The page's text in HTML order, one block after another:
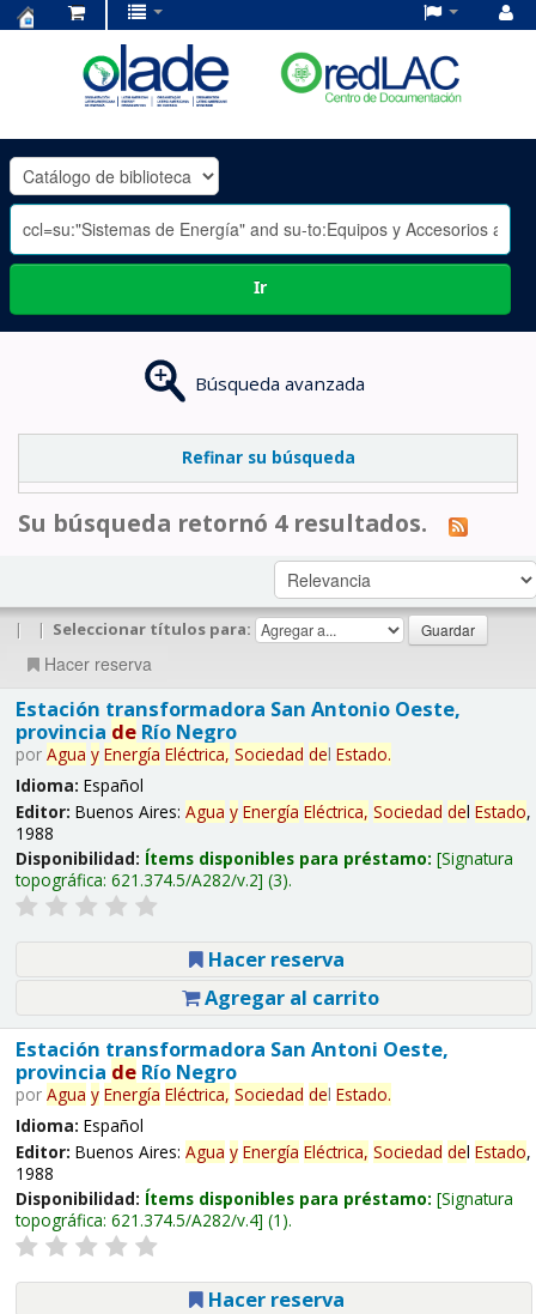
OLADE
-
Ir
Búsqueda avanzada
Refinar su búsqueda
Su búsqueda retornó 4 resultados.
| | Seleccionar títulos para:
Hacer reserva
Estación transformadora San Antonio Oeste,
provincia deRío Negro
por Agua y Energía Eléctrica, Sociedad del Estado.
Idioma: Español
Editor: Buenos Aires: Agua y Energía Eléctrica, Sociedad del Estado,
1988
Disponibilidad: Ítems disponibles para préstamo: Signatura
topográfica: 621.374.5/A282/v.2 (3).
Hacer reserva
Agregar al carrito
Estación transformadora San Antoni Oeste,
provincia deRío Negro
por Agua y Energía Eléctrica, Sociedad del Estado.
Idioma: Español
Editor: Buenos Aires: Agua y Energía Eléctrica, Sociedad del Estado,
1988
Disponibilidad: Ítems disponibles para préstamo: Signatura
topográfica: 621.374.5/A282/v.4 (1).
Hacer reserva